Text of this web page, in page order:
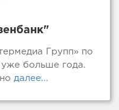
Групп» по
уже больше года.
далее...